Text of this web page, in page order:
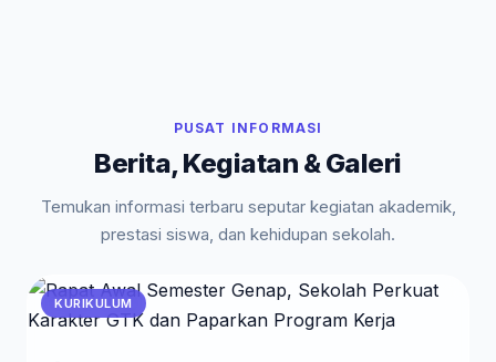
PUSAT INFORMASI
Berita, Kegiatan & Galeri
Temukan informasi terbaru seputar kegiatan akademik,
prestasi siswa, dan kehidupan sekolah.
KURIKULUM